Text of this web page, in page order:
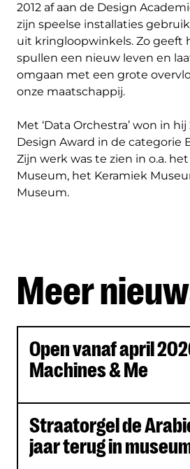
2012 af aan de Design
zijn speelse installaties
uit kringloopwinkels. Zo geeft
spullen een nieuw leven en
omgaan met een grote
onze maatschappij.
Met ‘Data Orchestra’ won in
Design Award in de categorie
Zijn werk was te zien in o.a.
Museum, het Keramiek
Museum.
Meer
Uitgelichte artikelen
Open vanaf april
Machines & Me
Straatorgel de
jaar terug in